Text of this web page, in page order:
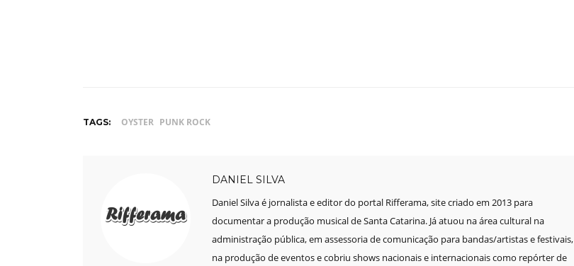
TAGS: OYSTER PUNK ROCK
DANIEL SILVA
Daniel Silva é jornalista e editor do portal Rifferama, site criado em 2013 para
documentar a produção musical de Santa Catarina. Já atuou na área cultural na
administração pública, em assessoria de comunicação para bandas/artistas e festivais,
na produção de eventos e cobriu shows nacionais e internacionais como repórter de